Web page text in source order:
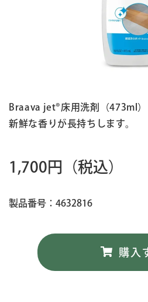
Braava jet®床用洗剤（473ml）
新鮮な香りが長持ちします。
1,700円 （税込）
製品番号：4632816